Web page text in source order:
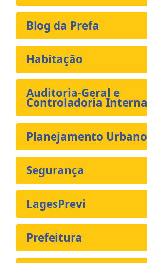
Blog da Prefa
Habitação
Auditoria-Geral e
Controladoria Interna
Planejamento Urbano
Segurança
LagesPrevi
Prefeitura